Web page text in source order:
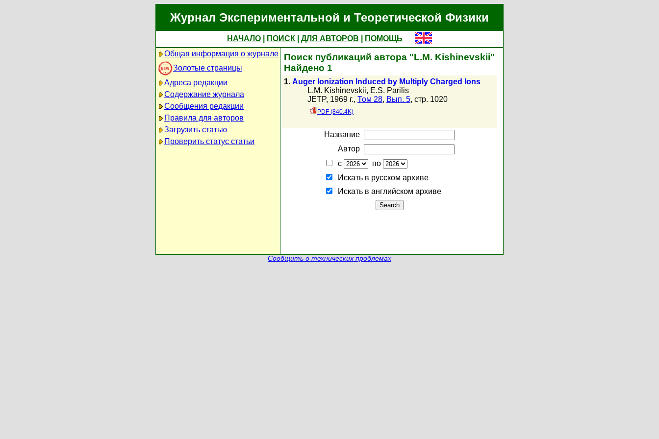
Журнал Экспериментальной и Теоретической Физики
НАЧАЛО ПОИСК ДЛЯ АВТОРОВ
ПОМОЩЬ
Общая информация о журнале
Золотые страницы
Адреса редакции
Содержание журнала
Сообщения редакции
Правила для авторов
Загрузить статью
Проверить статус статьи
Поиск публикаций автора "L.M. Kishinevskii"
Найдено 1
1. Auger Ionization Induced by Multiply Charged Ions
L.M. Kishinevskii, E.S. Parilis
JETP, 1969 г., Том 28, Вып. 5, стр. 1020
PDF (840.4K)
Название
Автор
с
по
Искать в русском архиве
Искать в английском архиве
Сообщить о технических проблемах